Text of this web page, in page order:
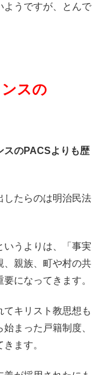
ようですが、とんで
スの
スのPACSよりも歴
したらのは明治民法
いうよりは、「事実
、親族、町や村の共
になってきます。
てキリスト教思想も
まった戸籍制度、
ます。